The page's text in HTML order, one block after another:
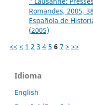
Romandes, 2005,
Española de
(2005)
<< < 1 2 3 4 5 6 7 > >>
Idioma
English